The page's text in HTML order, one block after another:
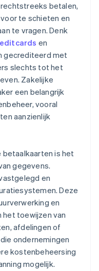
betalen,
te schieten en
te vragen. Denk
en
gecrediteerd met
slechts tot het
Zakelijke
een belangrijk
vooral
aanzienlijk
betaalkaarten is het
gegevens.
en
Deze
en
het toewijzen van
afdelingen of
ondernemingen
kostenbeheersing
mogelijk.